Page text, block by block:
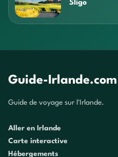
Sligo
Guide-Irlande.com
Guide de voyage sur l'Irlande.
Aller en Irlande
Carte interactive
Hébergements